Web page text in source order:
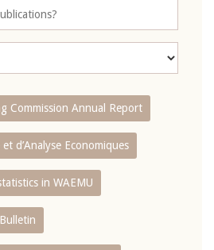
Commission Annual Report
d’Analyse Economiques
in WAEMU